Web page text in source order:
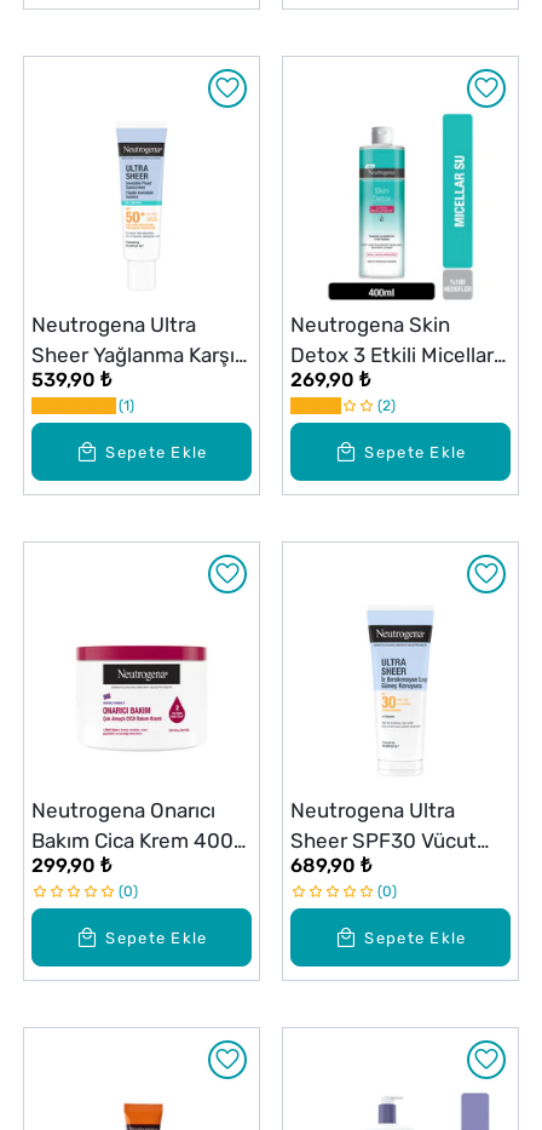
Sepete Ekle
Neutrogena Ultra
Sheer Yağlanma Karşıtı
SPF50+ Yüz Güneş
Kremi 50 ml
539,90 ₺
1
Sepete Ekle
Neutrogena Skin
Detox 3 Etkili Micellar
Water 400 ml
269,90 ₺
2
Sepete Ekle
Neutrogena Onarıcı
Bakım Cica Krem 400
ml
299,90 ₺
0
Sepete Ekle
Neutrogena Ultra
Sheer SPF30 Vücut
Güneş Koruyucu
Losyon 200 ml
689,90 ₺
0